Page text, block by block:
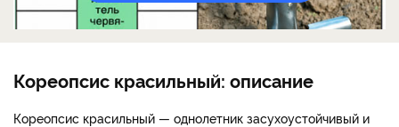
Кореопсис красильный: описание
Кореопсис красильный — однолетник засухоустойчивый и